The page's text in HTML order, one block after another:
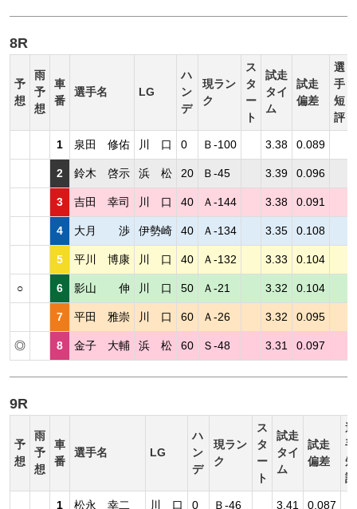
8R
予
想
雨
予
想
車
番
選手名 LG
ハ
ン
デ
現ラン
ク
ス
タ
ー
ト
試走
タイ
ム
試走
偏差
選
手
短
評
1 泉田 修佑 川 口 0 Ｂ-100 3.38 0.089
2 鈴木 啓示 浜 松 20 Ｂ-45 3.39 0.096
3 吉田 幸司 川 口 40 Ａ-144 3.38 0.091
4 大月 渉 伊勢崎 40 Ａ-134 3.35 0.108
5 平川 博康 川 口 40 Ａ-132 3.33 0.104
○ 6 影山 伸 川 口 50 Ａ-21 3.32 0.104
7 平田 雅崇 川 口 60 Ａ-26 3.32 0.095
◎ 8 金子 大輔 浜 松 60 Ｓ-48 3.31 0.097
9R
予
想
雨
予
想
車
番
選手名 LG
ハ
ン
デ
現ラン
ク
ス
タ
ー
ト
試走
タイ
ム
試走
偏差
選
手
短
評
1 松永 幸二 川 口 0 Ｂ-46 3.41 0.087